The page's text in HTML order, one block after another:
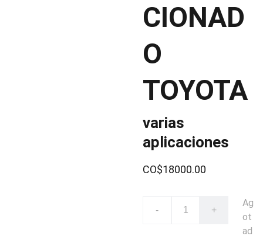
CIONAD
O
TOYOTA
varias
aplicaciones
CO$18000.00
- +
Ag
ot
ad